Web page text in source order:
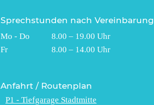
Sprechstunden nach Vereinbarung
Mo - Do 8.00 – 19.00 Uhr
Fr 8.00 – 14.00 Uhr
Anfahrt / Routenplan
P1 - Tiefgarage Stadtmitte